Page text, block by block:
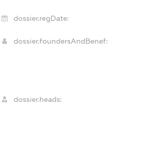
dossier.regDate:
dossier.foundersAndBenef:
dossier.heads: